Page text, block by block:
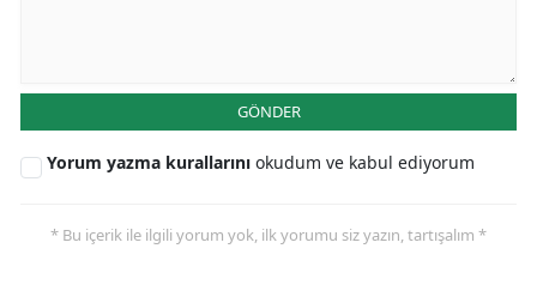
GÖNDER
Yorum yazma kurallarını okudum ve kabul ediyorum
* Bu içerik ile ilgili yorum yok, ilk yorumu siz yazın, tartışalım *